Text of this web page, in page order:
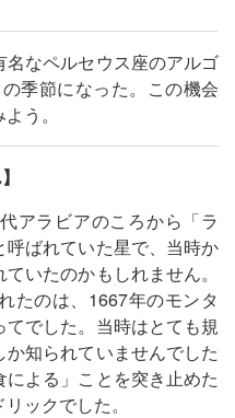
なペルセウス座のアルゴ
季節になった。この機会
う。
アラビアのころから「ラ
ばれていた星で、当時か
いたのかもしれません。
たのは、1667年のモンタ
でした。当時はとても規
知られていませんでした
よる」ことを突き止めた
ックでした。